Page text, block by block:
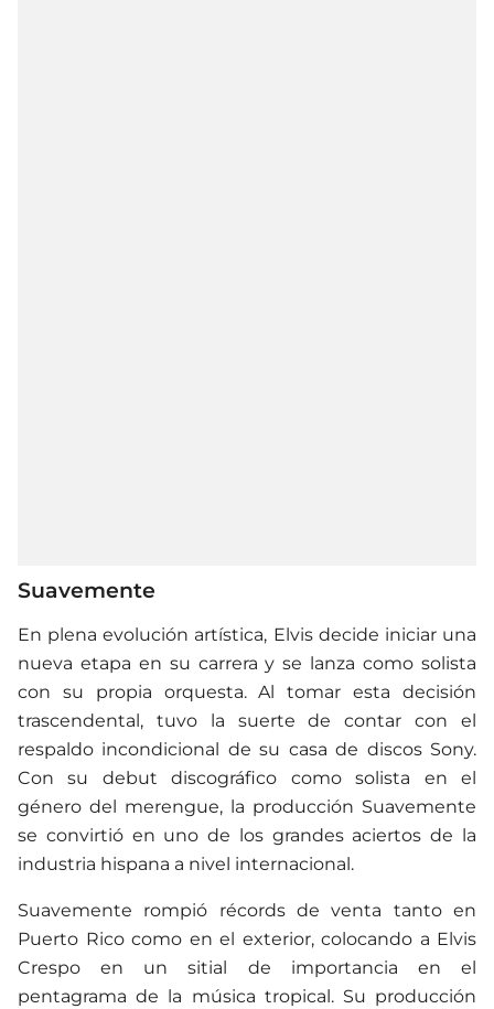
Suavemente
En plena evolución artística, Elvis decide iniciar una
nueva etapa en su carrera y se lanza como solista
con su propia orquesta. Al tomar esta decisión
trascendental, tuvo la suerte de contar con el
respaldo incondicional de su casa de discos Sony.
Con su debut discográfico como solista en el
género del merengue, la producción Suavemente
se convirtió en uno de los grandes aciertos de la
industria hispana a nivel internacional.
Suavemente rompió récords de venta tanto en
Puerto Rico como en el exterior, colocando a Elvis
Crespo en un sitial de importancia en el
pentagrama de la música tropical. Su producción